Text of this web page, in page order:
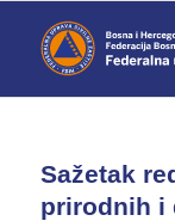
Sažetak
prirodnih i